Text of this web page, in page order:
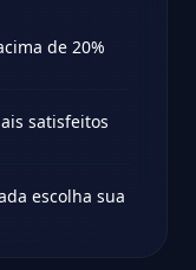
de 20%
satisfeitos
escolha sua